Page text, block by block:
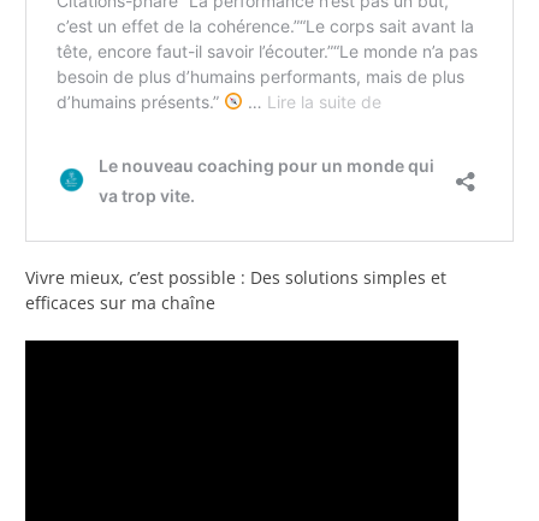
Vivre mieux, c’est possible : Des solutions simples et
efficaces sur ma chaîne